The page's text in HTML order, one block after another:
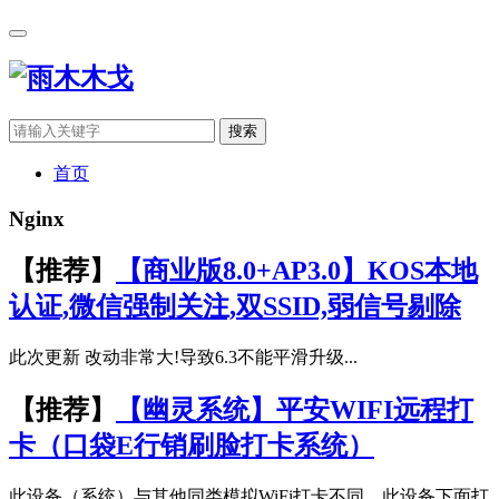
搜索
首页
Nginx
【推荐】
【商业版8.0+AP3.0】KOS本地
认证,微信强制关注,双SSID,弱信号剔除
此次更新 改动非常大!导致6.3不能平滑升级...
【推荐】
【幽灵系统】平安WIFI远程打
卡（口袋E行销刷脸打卡系统）